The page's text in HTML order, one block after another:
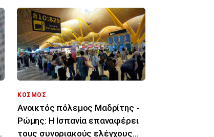
ΚΟΣΜΟΣ
Ανοικτός πόλεμος Μαδρίτης -
Ρώμης: Η Ισπανία επαναφέρει
τους συνοριακούς ελέγχους